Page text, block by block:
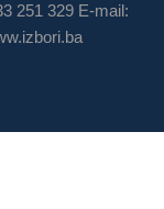
251 329 E-mail: